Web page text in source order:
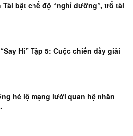
Tài bật chế độ “nghỉ dưỡng”, trổ tài
Hi” Tập 5: Cuộc chiến đầy giải
hé lộ mạng lưới quan hệ nhân